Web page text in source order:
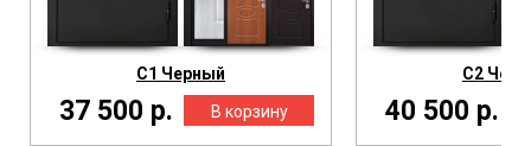
С1 Черный
37 500 р.
С2
40 500 р.